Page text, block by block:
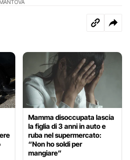
Mamma disoccupata lascia
la figlia di 3 anni in auto e
ruba nel supermercato:
“Non ho soldi per
mangiare”